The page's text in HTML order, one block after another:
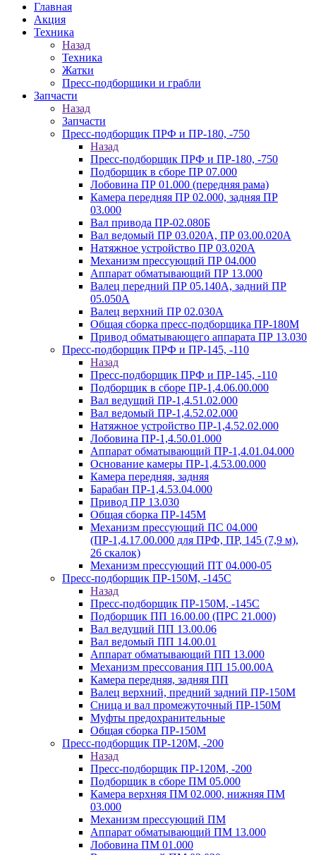
Главная
Акция
Техника
Назад
Техника
Жатки
Пресс-подборщики и грабли
Запчасти
Назад
Запчасти
Пресс-подборщик ПРФ и ПР-180, -750
Назад
Пресс-подборщик ПРФ и ПР-180, -750
Подборщик в сборе ПР 07.000
Лобовина ПР 01.000 (передняя рама)
Камера передняя ПР 02.000, задняя ПР
03.000
Вал привода ПР-02.080Б
Вал ведомый ПР 03.020А, ПР 03.00.020А
Натяжное устройство ПР 03.020A
Механизм прессующий ПР 04.000
Аппарат обматывающий ПР 13.000
Валец передний ПР 05.140A, задний ПР
05.050A
Валец верхний ПР 02.030A
Общая сборка пресс-подборщика ПР-180М
Привод обматывающего аппарата ПР 13.030
Пресс-подборщик ПРФ и ПР-145, -110
Назад
Пресс-подборщик ПРФ и ПР-145, -110
Подборщик в сборе ПР-1,4.06.00.000
Вал ведущий ПР-1,4.51.02.000
Вал ведомый ПР-1,4.52.02.000
Натяжное устройство ПР-1,4.52.02.000
Лобовина ПР-1,4.50.01.000
Аппарат обматывающий ПР-1,4.01.04.000
Основание камеры ПР-1,4.53.00.000
Камера передняя, задняя
Барабан ПР-1,4.53.04.000
Привод ПР 13.030
Общая сборка ПР-145М
Механизм прессующий ПС 04.000
(ПР-1,4.17.00.000 для ПРФ, ПР, 145 (7,9 м),
26 скалок)
Механизм прессующий ПТ 04.000-05
Пресс-подборщик ПР-150М, -145С
Назад
Пресс-подборщик ПР-150М, -145С
Подборщик ПП 16.00.00 (ПРС 21.000)
Вал ведущий ПП 13.00.06
Вал ведомый ПП 14.00.01
Аппарат обматывающий ПП 13.000
Механизм прессования ПП 15.00.00А
Камера передняя, задняя ПП
Валец верхний, предний задний ПР-150М
Сница и вал промежуточный ПР-150М
Муфты предохранительные
Общая сборка ПР-150М
Пресс-подборщик ПР-120М, -200
Назад
Пресс-подборщик ПР-120М, -200
Подборщик в сборе ПМ 05.000
Камера верхняя ПМ 02.000, нижняя ПМ
03.000
Механизм прессующий ПМ
Аппарат обматывающий ПМ 13.000
Лобовина ПМ 01.000